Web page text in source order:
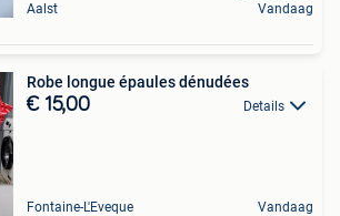
Aalst
Vandaag
Robe longue épaules dénudées
€ 15,00 Details
Fontaine-L'Eveque Vandaag